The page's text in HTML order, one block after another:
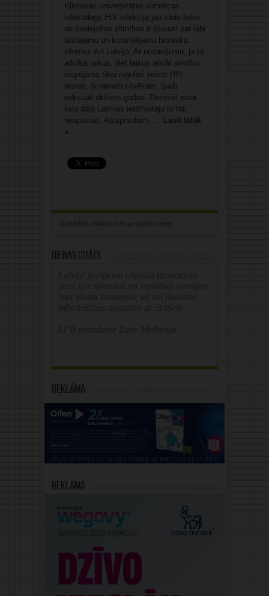
Klīniskās universitātes slimnīcas
infektologs HIV infekcija jau kādu laiku
no biedējošas slimības ir kļuvusi par labi
ārstējamu un kontrolējamu hronisku
slimību. Arī Latvijā. Ar nosacījumu, ja tā
atklāta laikus. Bet laikus atklāt slimību
iespējams tikai regulāri veicot HIV
testus. Ikvienam cilvēkam, īpaši
seksuāli aktīvos gados. Diemžēl visai
liela daļa Latvijas iedzīvotāju to īsti
neapzinās. Aizspriedumi, ... Lasīt tālāk
»
Dienas citāts
Reklāma
Reklāma